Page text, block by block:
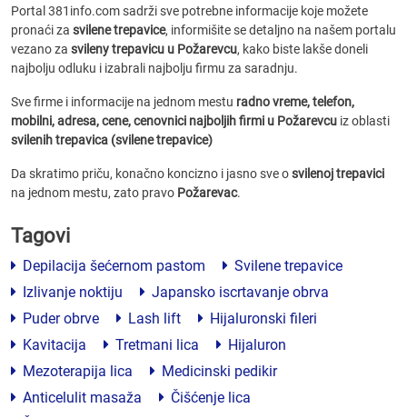
Portal 381info.com sadrži sve potrebne informacije koje možete
pronaći za svilene trepavice, informišite se detaljno na našem portalu
vezano za svilenу trepavicu u Požarevcu, kako biste lakše doneli
najbolju odluku i izabrali najbolju firmu za saradnju.
Sve firme i informacije na jednom mestu radno vreme, telefon,
mobilni, adresa, cene, cenovnici najboljih firmi u Požarevcu iz oblasti
svilenih trepavica (svilene trepavice)
Da skratimo priču, konačno koncizno i jasno sve osvilenoj trepavici
na jednom mestu, zato pravo Požarevac.
Tagovi
Depilacija šećernom pastom
Svilene trepavice
Izlivanje noktiju
Japansko iscrtavanje obrva
Puder obrve
Lash lift
Hijaluronski fileri
Kavitacija
Tretmani lica
Hijaluron
Mezoterapija lica
Medicinski pedikir
Anticelulit masaža
Čišćenje lica